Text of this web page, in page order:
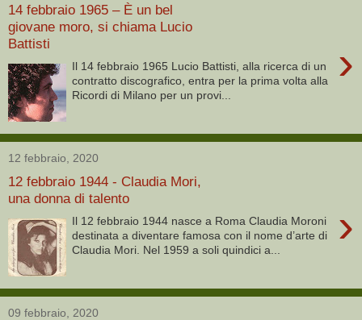
14 febbraio 1965 – È un bel
giovane moro, si chiama Lucio
Battisti
›
Il 14 febbraio 1965 Lucio Battisti, alla ricerca di un
contratto discografico, entra per la prima volta alla
Ricordi di Milano per un provi...
12 febbraio, 2020
12 febbraio 1944 - Claudia Mori,
una donna di talento
›
Il 12 febbraio 1944 nasce a Roma Claudia Moroni
destinata a diventare famosa con il nome d’arte di
Claudia Mori. Nel 1959 a soli quindici a...
09 febbraio, 2020